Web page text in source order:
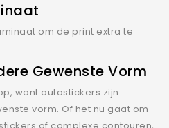
om de print extra te
Gewenste Vorm
want autostickers zijn
vorm. Of het nu gaat om